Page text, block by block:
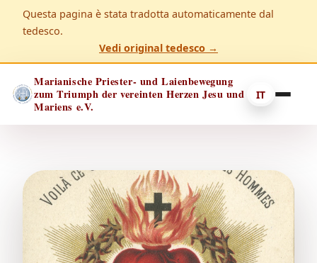
Questa pagina è stata tradotta automaticamente dal
tedesco.
Vedi original tedesco →
Marianische Priester- und Laienbewegung
zum Triumph der vereinten Herzen Jesu und
Mariens e.V.
IT